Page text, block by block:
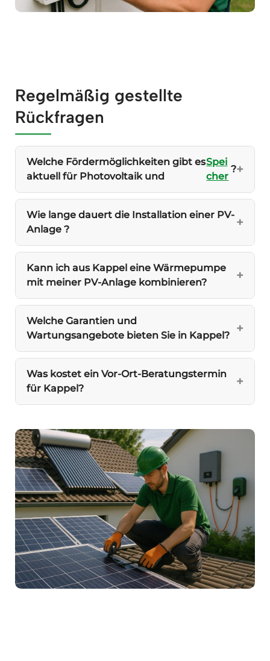
Regelmäßig gestellte
Rückfragen
Welche Fördermöglichkeiten gibt es
aktuell für Photovoltaik und
Spei
cher
?
Wie lange dauert die Installation einer PV-
Anlage ?
Kann ich aus Kappel eine Wärmepumpe
mit meiner PV-Anlage kombinieren?
Welche Garantien und
Wartungsangebote bieten Sie in Kappel?
Was kostet ein Vor-Ort-Beratungstermin
für Kappel?